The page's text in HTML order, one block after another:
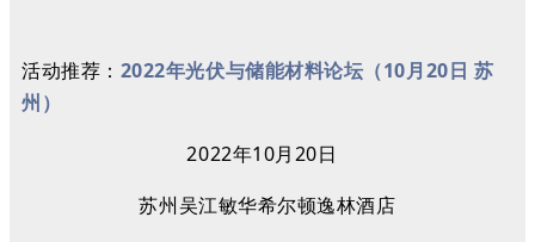
活动推荐： 2022年光伏与储能材料论坛（10月20日 苏
州）
2022年10月20日
苏州吴江敏华希尔顿逸林酒店